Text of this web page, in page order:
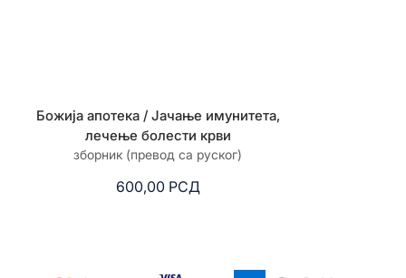
Божија апотека / Јачање имунитета,
лечење болести крви
зборник (превод са руског)
600,00 РСД